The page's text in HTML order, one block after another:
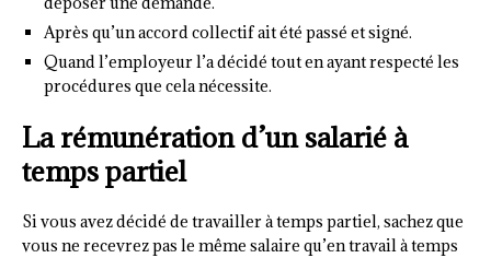
Après qu’un accord collectif ait été passé et signé.
Quand l’employeur l’a décidé tout en ayant respecté les
procédures que cela nécessite.
La rémunération d’un salarié à
temps partiel
Si vous avez décidé de travailler à temps partiel, sachez que
vous ne recevrez pas le même salaire qu’en travail à temps